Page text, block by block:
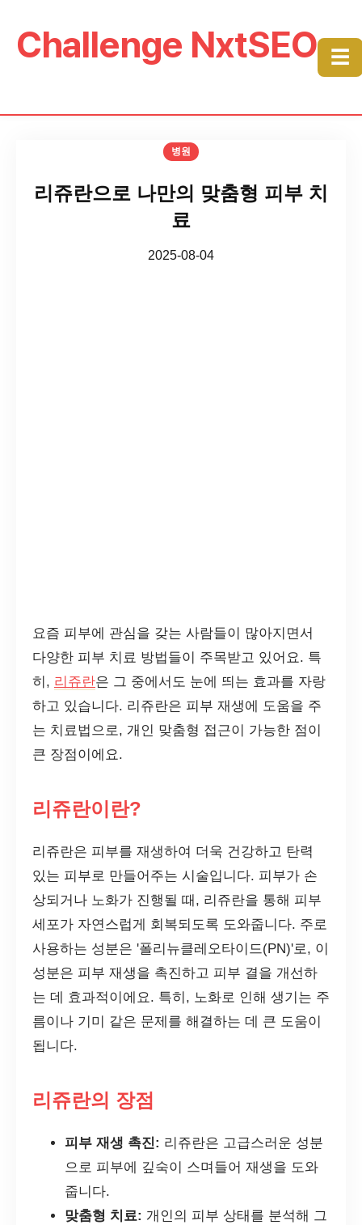
Challenge NxtSEO ☰
병원
리쥬란으로 나만의 맞춤형 피부 치
료
2025-08-04
요즘 피부에 관심을 갖는 사람들이 많아지면서
다양한 피부 치료 방법들이 주목받고 있어요. 특
히, 리쥬란은 그 중에서도 눈에 띄는 효과를 자랑
하고 있습니다. 리쥬란은 피부 재생에 도움을 주
는 치료법으로, 개인 맞춤형 접근이 가능한 점이
큰 장점이에요.
리쥬란이란?
리쥬란은 피부를 재생하여 더욱 건강하고 탄력
있는 피부로 만들어주는 시술입니다. 피부가 손
상되거나 노화가 진행될 때, 리쥬란을 통해 피부
세포가 자연스럽게 회복되도록 도와줍니다. 주로
사용하는 성분은 '폴리뉴클레오타이드(PN)'로, 이
성분은 피부 재생을 촉진하고 피부 결을 개선하
는 데 효과적이에요. 특히, 노화로 인해 생기는 주
름이나 기미 같은 문제를 해결하는 데 큰 도움이
됩니다.
리쥬란의 장점
피부 재생 촉진: 리쥬란은 고급스러운 성분
으로 피부에 깊숙이 스며들어 재생을 도와
줍니다.
맞춤형 치료: 개인의 피부 상태를 분석해 그